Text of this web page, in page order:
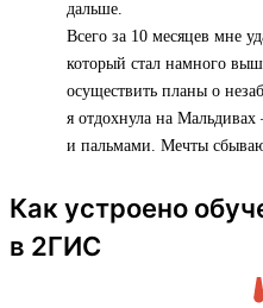
дальше.
Всего за 10 месяцев мне
который стал намного
осуществить планы о
я отдохнула на
и пальмами. Мечты
Как устроено
в 2ГИС